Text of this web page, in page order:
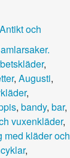
Antikt och
,
, Augusti,
,
, bandy, bar,
vuxenkläder,
med kläder och
,